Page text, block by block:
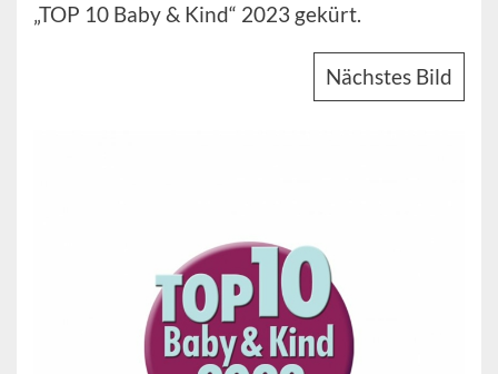
„TOP 10 Baby & Kind“ 2023 gekürt.
Nächstes Bild